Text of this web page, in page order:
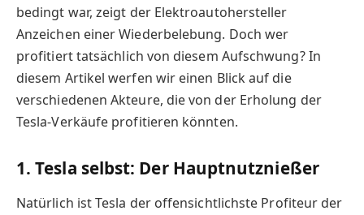
bedingt war, zeigt der Elektroautohersteller
Anzeichen einer Wiederbelebung. Doch wer
profitiert tatsächlich von diesem Aufschwung? In
diesem Artikel werfen wir einen Blick auf die
verschiedenen Akteure, die von der Erholung der
Tesla-Verkäufe profitieren könnten.
1. Tesla selbst: Der Hauptnutznießer
Natürlich ist Tesla der offensichtlichste Profiteur der